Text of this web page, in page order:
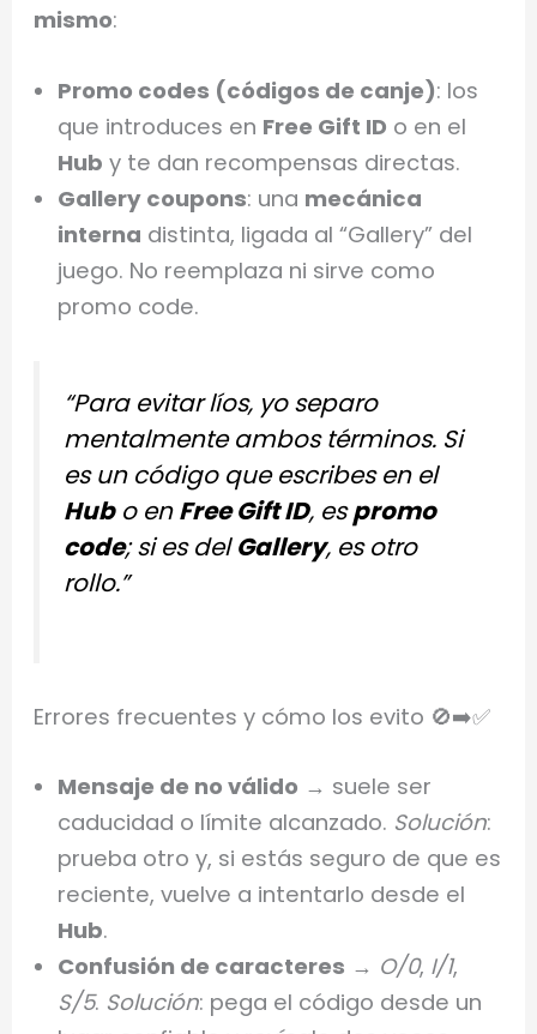
mismo:
Promo codes (códigos de canje): los
que introduces en Free Gift ID o en el
Hub y te dan recompensas directas.
Gallery coupons: una mecánica
interna distinta, ligada al “Gallery” del
juego. No reemplaza ni sirve como
promo code.
“Para evitar líos, yo separo
mentalmente ambos términos. Si
es un código que escribes en el
Hubo enFree Gift ID, espromo
code; si es delGallery, es otro
rollo.”
Errores frecuentes y cómo los evito 🚫➡️✅
Mensaje de no válido → suele ser
caducidad o límite alcanzado. Solución:
prueba otro y, si estás seguro de que es
reciente, vuelve a intentarlo desde el
Hub.
Confusión de caracteres → O/0, I/1,
S/5. Solución: pega el código desde un